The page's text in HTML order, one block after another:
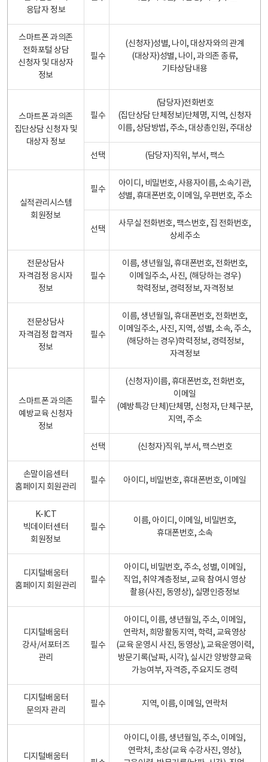
응답자 정보
스마트폰 과의존
전화포털 상담
신청자 및 대상자
정보
필수
(신청자)성별, 나이, 대상자와의 관계
(대상자)성별, 나이, 과의존 종류,
기타상담내용
스마트폰 과의존
집단상담 신청자 및
대상자 정보
필수
(담당자)전화번호
(집단상담 단체정보)단체명, 지역, 신청자
이름, 상담방법, 주소, 대상총인원, 주대상
선택 (담당자)직위, 부서, 팩스
실적관리시스템
회원정보
필수
아이디, 비밀번호, 사용자이름, 소속기관,
성별, 휴대폰번호, 이메일, 우편번호, 주소
선택
사무실 전화번호, 팩스번호, 집 전화번호,
상세주소
전문상담사
자격검정 응시자
정보
필수
이름, 생년월일, 휴대폰번호, 전화번호,
이메일주소, 사진, (해당하는 경우)
학력정보, 경력정보, 자격정보
전문상담사
자격검정 합격자
정보
필수
이름, 생년월일, 휴대폰번호, 전화번호,
이메일주소, 사진, 지역, 성별, 소속, 주소,
(해당하는 경우)학력정보, 경력정보,
자격정보
스마트폰 과의존
예방교육 신청자
정보
필수
(신청자)이름, 휴대폰번호, 전화번호,
이메일
(예방특강 단체)단체명, 신청자, 단체구분,
지역, 주소
선택 (신청자)직위, 부서, 팩스번호
손말이음센터
홈페이지 회원관리
필수 아이디, 비밀번호, 휴대폰번호, 이메일
K-ICT
빅데이터센터
회원정보
필수
이름, 아이디, 이메일, 비밀번호,
휴대폰번호, 소속
디지털배움터
홈페이지 회원관리
필수
아이디, 비밀번호, 주소, 성별, 이메일,
직업, 취약계층정보, 교육 참여시 영상
촬용(사진, 동영상), 실명인증정보
디지털배움터
강사/서포터즈
관리
필수
아이디, 이름, 생년월일, 주소, 이메일,
연락처, 희망활동지역, 학력, 교육영상
(교육 운영시 사진, 동영상), 교육운영이력,
방문기록(날짜, 시각), 실시간 양방향교육
가능여부, 자격증, 주요지도 경력
디지털배움터
문의자 관리
필수 지역, 이름, 이메일, 연락처
디지털배움터
아이디, 이름, 생년월일, 주소, 이메일,
연락처, 초상(교육 수강사진, 영상),